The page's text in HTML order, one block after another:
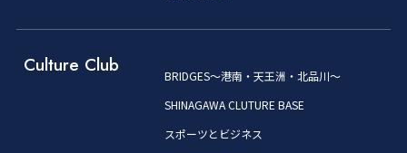
Culture Club
BRIDGES～港南・天王洲・北品川～
SHINAGAWA CLUTURE BASE
スポーツとビジネス